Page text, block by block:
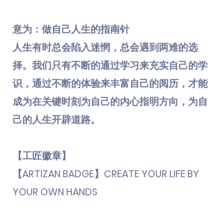
意为：做自己人生的指南针
人生有时总会陷入迷惘，总会遇到两难的选
择。我们只有不断的通过学习来充实自己的学
识，通过不断的体验来丰富自己的阅历，才能
成为在关键时刻为自己的内心指明方向，为自
己的人生开辟道路。
【工匠徽章】
【ARTIZAN BADGE】CREATE YOUR LIFE BY
YOUR OWN HANDS